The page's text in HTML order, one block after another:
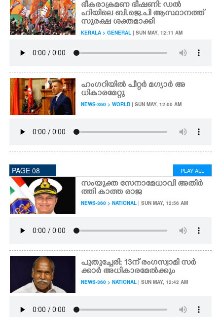
ഭീകരാക്രമണ ഭീഷണി: ഡൽ
ഹിയിലെ ബി.ജെ.പി ആസ്ഥാനത്ത്
സുരക്ഷ ശക്തമാക്കി
KERALA > GENERAL | SUN MAY, 12:11 AM
ഹംഗറിയിൽ പീറ്റർ മഗ്യാർ അ
ധികാരമേറ്റു
NEWS-360 > WORLD | SUN MAY, 12:00 AM
PAGE 08 PLAY ALL
സംയുക്ത സേനാമേധാവി അതിർ
ത്തി കാത്ത രാജ
NEWS-360 > NATIONAL | SUN MAY, 12:56 AM
പുതുച്ചേരി: 13ന് രംഗസ്വാമി സ‌ർ
ക്കാർ അധികാരമേൽക്കും
NEWS-360 > NATIONAL | SUN MAY, 12:42 AM